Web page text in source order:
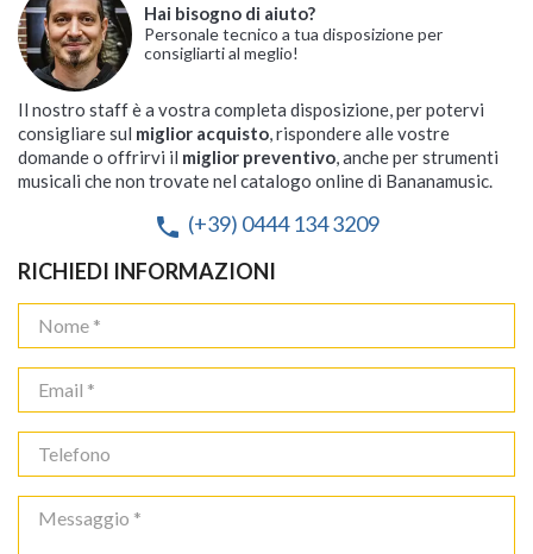
Hai bisogno di aiuto?
Personale tecnico a tua disposizione per
consigliarti al meglio!
Il nostro staff è a vostra completa disposizione, per potervi
consigliare sul miglior acquisto, rispondere alle vostre
domande o offrirvi il miglior preventivo, anche per strumenti
musicali che non trovate nel catalogo online di Bananamusic.
phone (+39) 0444 134 3209
RICHIEDI INFORMAZIONI